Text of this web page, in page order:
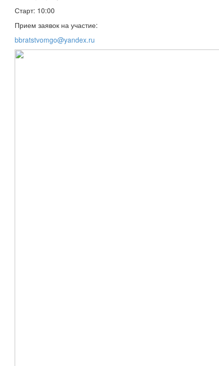
Старт: 10:00
Прием заявок на участие:
bbratstvomgo@yandex.ru